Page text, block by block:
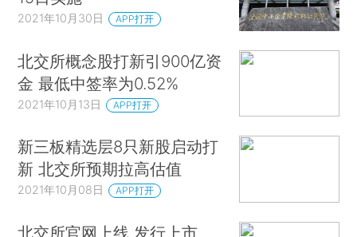
2021年10月30日 APP打开
北交所概念股打新引900亿资
金 最低中签率为0.52%
2021年10月13日 APP打开
新三板精选层8只新股启动打
新 北交所预期拉高估值
2021年10月08日 APP打开
北交所官网上线 发行上市、